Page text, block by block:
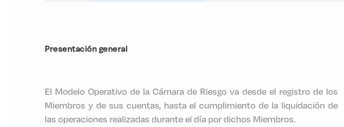
Presentación general
El Modelo Operativo de la Cámara de Riesgo va desde el registro de los
Miembros y de sus cuentas, hasta el cumplimiento de la liquidación de
las operaciones realizadas durante el día por dichos Miembros.